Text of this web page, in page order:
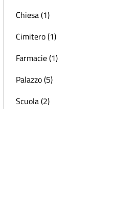
Chiesa (1)
Cimitero (1)
Farmacie (1)
Palazzo (5)
Scuola (2)